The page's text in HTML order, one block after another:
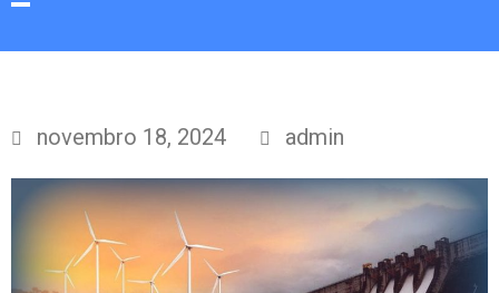
novembro 18, 2024 admin